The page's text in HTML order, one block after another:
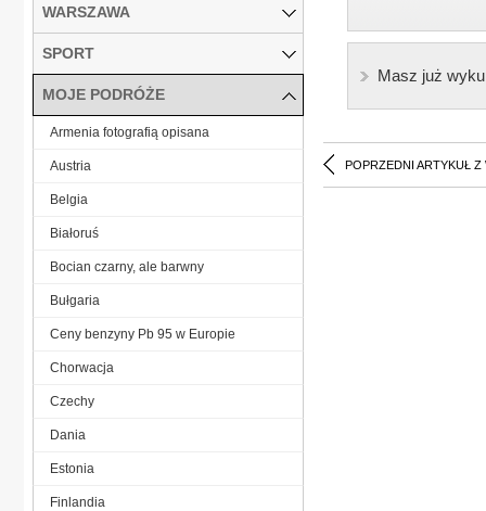
Masz już
POPRZEDNI ARTYKUŁ Z
WARSZAWA
SPORT
MOJE PODRÓŻE
Armenia fotografią opisana
Austria
Belgia
Białoruś
Bocian czarny, ale barwny
Bułgaria
Ceny benzyny Pb 95 w Europie
Chorwacja
Czechy
Dania
Estonia
Finlandia